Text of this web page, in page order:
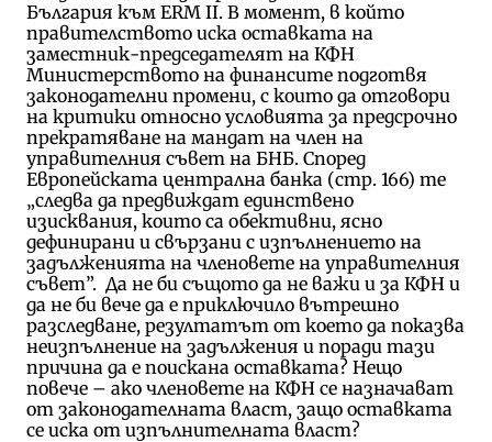
България към ERM II. В момент, в който
правителството иска оставката на
заместник-председателят на КФН
Министерството на финансите подготвя
законодателни промени, с които да отговори
на критики относно условията за предсрочно
прекратяване на мандат на член на
управителния съвет на БНБ. Според
Европейската централна банка (стр. 166) те
„следва да предвиждат единствено
изисквания, които са обективни, ясно
дефинирани и свързани с изпълнението на
задълженията на членовете на управителния
съвет”. Да не би същото да не важи и за КФН и
да не би вече да е приключило вътрешно
разследване, резултатът от което да показва
неизпълнение на задължения и поради тази
причина да е поискана оставката? Нещо
повече – ако членовете на КФН се назначават
от законодателната власт, защо оставката
се иска от изпълнителната власт?